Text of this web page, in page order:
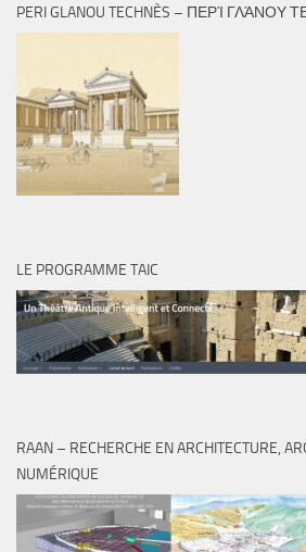
PERI GLANOU TECHNÈS – ΠΕΡῚ ΓΛΆΝΟΥ
LE PROGRAMME TAIC
RAAN – RECHERCHE EN ARCHITECTURE,
NUMÉRIQUE